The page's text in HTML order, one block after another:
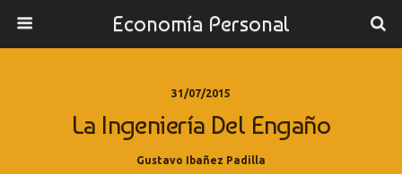
Economía Personal
31/07/2015
La Ingeniería Del Engaño
Gustavo Ibañez Padilla